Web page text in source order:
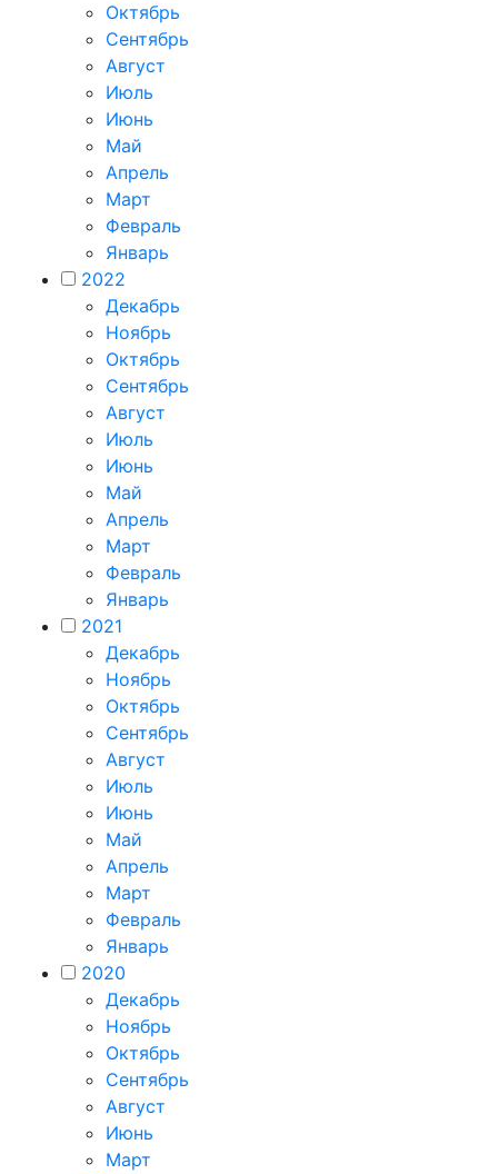
Октябрь
Сентябрь
Август
Июль
Июнь
Май
Апрель
Март
Февраль
Январь
2022
Декабрь
Ноябрь
Октябрь
Сентябрь
Август
Июль
Июнь
Май
Апрель
Март
Февраль
Январь
2021
Декабрь
Ноябрь
Октябрь
Сентябрь
Август
Июль
Июнь
Май
Апрель
Март
Февраль
Январь
2020
Декабрь
Ноябрь
Октябрь
Сентябрь
Август
Июнь
Март